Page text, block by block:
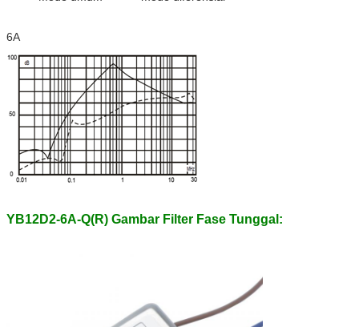
6A
YB12D2-6A-Q(R) Gambar Filter Fase Tunggal: